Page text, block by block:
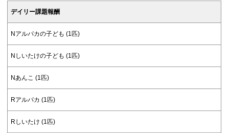
デイリー課題報酬
Nアルパカの子ども (1匹)
Nしいたけの子ども (1匹)
Nあんこ (1匹)
Rアルパカ (1匹)
Rしいたけ (1匹)